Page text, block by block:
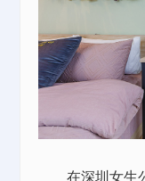
在深圳女生